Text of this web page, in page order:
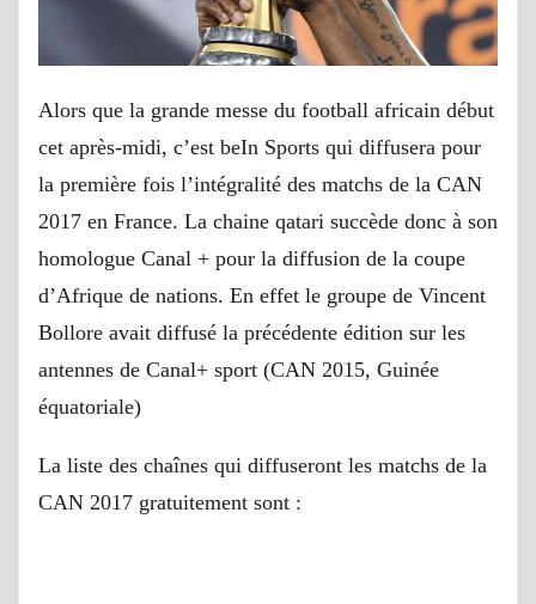
Alors que la grande messe du football africain début
cet après-midi, c’est beIn Sports qui diffusera pour
la première fois l’intégralité des matchs de la CAN
2017 en France. La chaine qatari succède donc à son
homologue Canal + pour la diffusion de la coupe
d’Afrique de nations. En effet le groupe de Vincent
Bollore avait diffusé la précédente édition sur les
antennes de Canal+ sport (CAN 2015, Guinée
équatoriale)
La liste des chaînes qui diffuseront les matchs de la
CAN 2017 gratuitement sont :